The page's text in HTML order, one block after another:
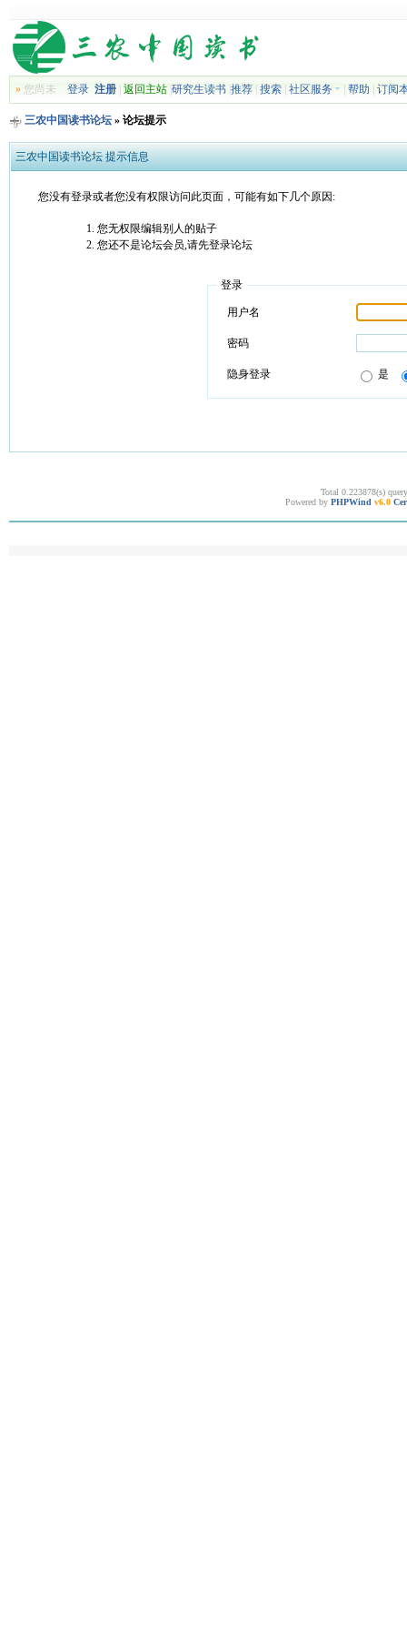
»您尚未 登录 注册| 返回主站| 研究生读书| 推荐| 搜索| 社区服务 帮助 订阅
三农中国读书论坛» 论坛提示
三农中国读书论坛 提示信息
您没有登录或者您没有权限访问此页面，可能有如下几个原因:
您无权限编辑别人的贴子
您还不是论坛会员,请先登录论坛
登录
用户名
密码
隐身登录 是
Total 0.223878(s)
Powered by PHPWind v6.0